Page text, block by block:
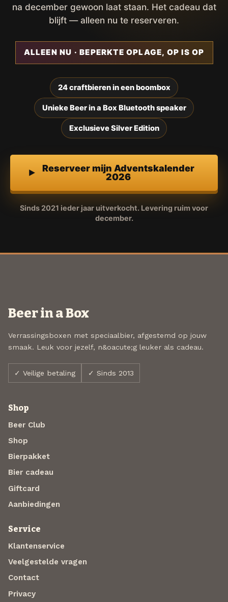
na december gewoon laat staan. Het cadeau dat
blijft — alleen nu te reserveren.
ALLEEN NU · BEPERKTE OPLAGE, OP IS OP
24 craftbieren in een boombox
Unieke Beer in a Box Bluetooth speaker
Exclusieve Silver Edition
Reserveer mijn Adventskalender
2026
Sinds 2021 ieder jaar uitverkocht. Levering ruim voor
december.
Beer in a Box
Verrassingsboxen met speciaalbier, afgestemd op jouw
smaak. Leuk voor jezelf, n&oacute;g leuker als cadeau.
✓ Veilige betaling ✓ Sinds 2013
Shop
Beer Club
Shop
Bierpakket
Bier cadeau
Giftcard
Aanbiedingen
Service
Klantenservice
Veelgestelde vragen
Contact
Privacy